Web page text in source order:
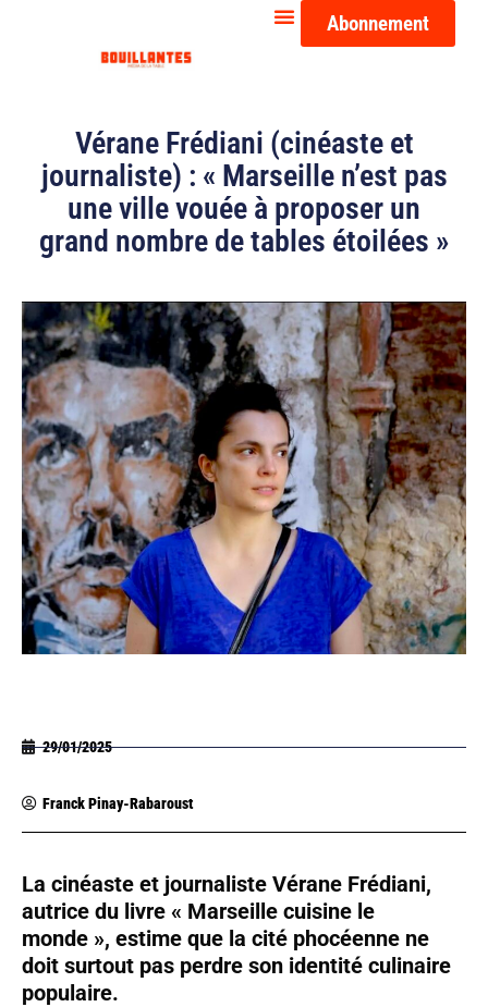
Abonnement
Vérane Frédiani (cinéaste et
journaliste) : « Marseille n’est pas
une ville vouée à proposer un
grand nombre de tables étoilées »
29/01/2025
Franck Pinay-Rabaroust
La cinéaste et journaliste Vérane Frédiani,
autrice du livre « Marseille cuisine le
monde », estime que la cité phocéenne ne
doit surtout pas perdre son identité culinaire
populaire.